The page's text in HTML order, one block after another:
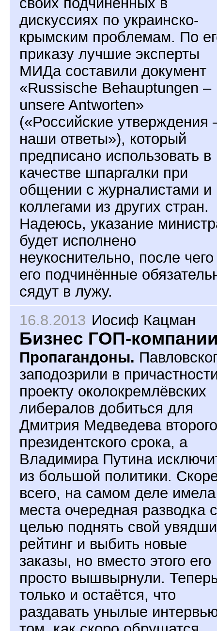
дискуссиях по украинско-
крымским проблемам. По
приказу лучшие эксперты
МИДа составили документ
«Russische Behauptungen –
unsere Antworten»
(«Российские утверждения
наши ответы»), который
предписано использовать в
качестве шпаргалки при
общении с журналистами и
коллегами из других стран.
Надеюсь, указание
будет исполнено
неукоснительно, после чего
его подчинённые
сядут в лужу.
16.8.2013 Иосиф Кацман
Бизнес ГОП-
Пропагандоны.
заподозрили в
проекту околокремлёвских
либералов добиться для
Дмитрия Медведева второго
президентского срока, а
Владимира Путина
из большой политики.
всего, на самом деле имела
места очередная разводка с
целью поднять свой
рейтинг и выбить новые
заказы, но вместо этого его
просто вышвырнули.
только и остаётся, что
раздавать унылые